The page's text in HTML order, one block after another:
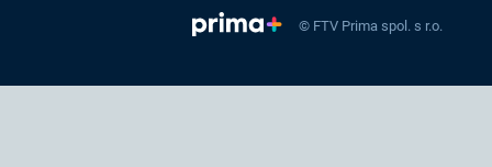
© FTV Prima spol. s r.o.